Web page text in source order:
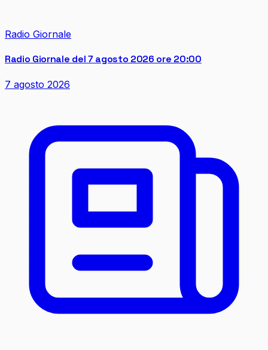
Radio Giornale
Radio Giornale del 7 agosto 2026 ore 20:00
7 agosto 2026